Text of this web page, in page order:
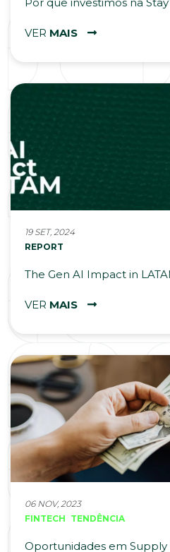
VER MAIS
19 SET, 2024
REPORT
The Gen AI Impact in
VER MAIS
06 NOV, 2023
FINTECH TENDÊNCIA
Oportunidades em Supply